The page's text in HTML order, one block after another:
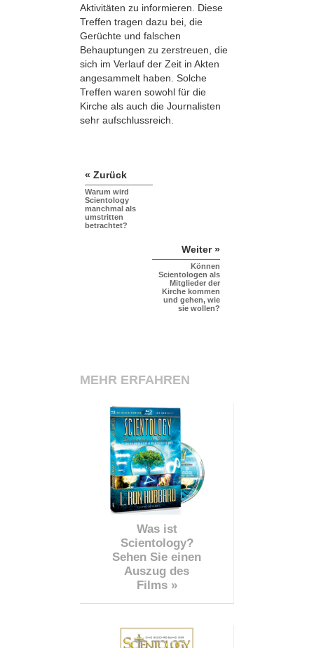
Aktivitäten zu informieren. Diese
Treffen tragen dazu bei, die
Gerüchte und falschen
Behauptungen zu zerstreuen, die
sich im Verlauf der Zeit in Akten
angesammelt haben. Solche
Treffen waren sowohl für die
Kirche als auch die Journalisten
sehr aufschlussreich.
« Zurück
Warum wird
Scientology
manchmal als
umstritten
betrachtet?
Weiter »
Können
Scientologen als
Mitglieder der
Kirche kommen
und gehen, wie
sie wollen?
MEHR ERFAHREN
Was ist
Scientology?
Sehen Sie einen
Auszug des
Films »